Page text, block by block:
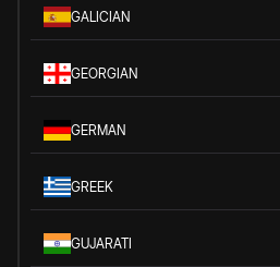
GALICIAN
GEORGIAN
GERMAN
GREEK
GUJARATI